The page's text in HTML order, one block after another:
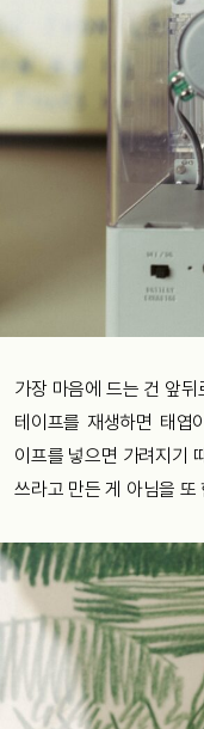
가장 마음에 드는 건 앞
테이프를 재생하면 태엽
이프를 넣으면 가려지기
쓰라고 만든 게 아님을 또